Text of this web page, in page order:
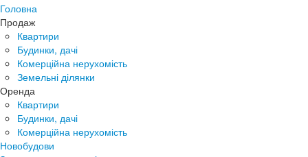
Головна
Продаж
Квартири
Будинки, дачі
Комерційна нерухомість
Земельні ділянки
Оренда
Квартири
Будинки, дачі
Комерційна нерухомість
Новобудови